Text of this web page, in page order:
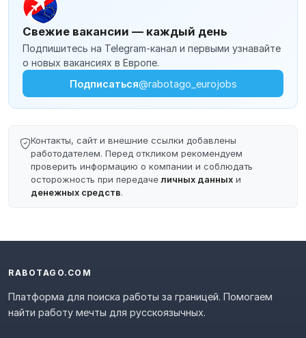
Свежие вакансии — каждый день
Подпишитесь на Telegram-канал и первыми узнавайте
о новых вакансиях в Европе.
Подписаться@rabotago_eurojobs
Контакты, сайт и внешние ссылки добавлены
работодателем. Перед откликом рекомендуем
проверить информацию о компании и соблюдать
осторожность при передачеличных данных и
денежных средств.
RABOTAGO.COM
Платформа для поиска работы за границей. Помогаем
найти работу мечты для русскоязычных.